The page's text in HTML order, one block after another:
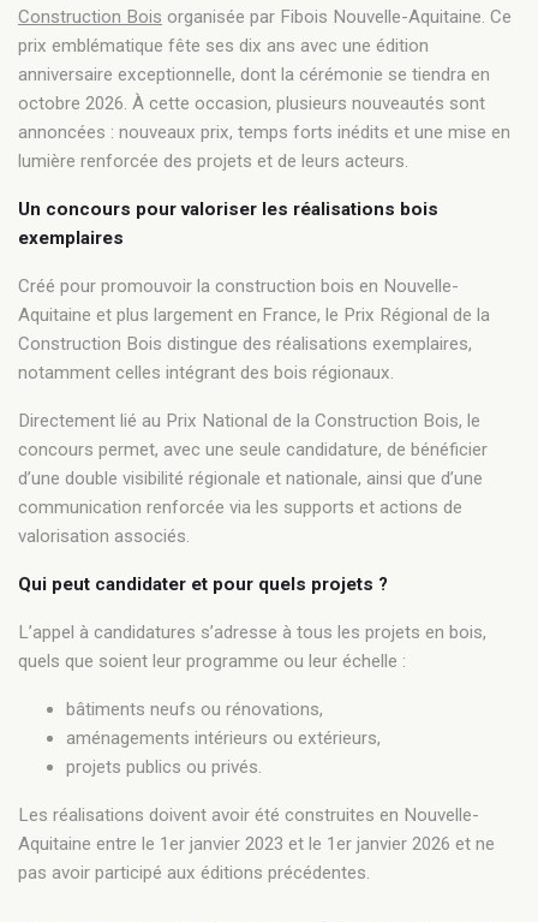
Construction Bois organisée par Fibois Nouvelle-Aquitaine. Ce
prix emblématique fête ses dix ans avec une édition
anniversaire exceptionnelle, dont la cérémonie se tiendra en
octobre 2026. À cette occasion, plusieurs nouveautés sont
annoncées : nouveaux prix, temps forts inédits et une mise en
lumière renforcée des projets et de leurs acteurs.
Un concours pour valoriser les réalisations bois
exemplaires
Créé pour promouvoir la construction bois en Nouvelle-
Aquitaine et plus largement en France, le Prix Régional de la
Construction Bois distingue des réalisations exemplaires,
notamment celles intégrant des bois régionaux.
Directement lié au Prix National de la Construction Bois, le
concours permet, avec une seule candidature, de bénéficier
d’une double visibilité régionale et nationale, ainsi que d’une
communication renforcée via les supports et actions de
valorisation associés.
Qui peut candidater et pour quels projets ?
L’appel à candidatures s’adresse à tous les projets en bois,
quels que soient leur programme ou leur échelle :
bâtiments neufs ou rénovations,
aménagements intérieurs ou extérieurs,
projets publics ou privés.
Les réalisations doivent avoir été construites en Nouvelle-
Aquitaine entre le 1er janvier 2023 et le 1er janvier 2026 et ne
pas avoir participé aux éditions précédentes.